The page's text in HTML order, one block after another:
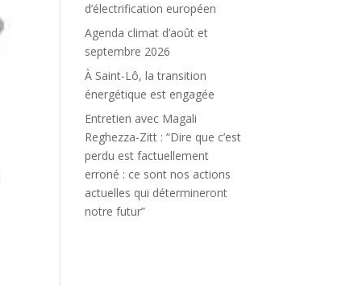
d’électrification européen
Agenda climat d’août et
septembre 2026
À Saint-Lô, la transition
énergétique est engagée
Entretien avec Magali
Reghezza-Zitt : “Dire que c’est
perdu est factuellement
erroné : ce sont nos actions
actuelles qui détermineront
notre futur”